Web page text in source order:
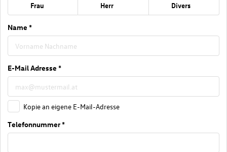
Frau Herr Divers
Name *
E-Mail Adresse *
Kopie an eigene E-Mail-Adresse
Telefonnummer *